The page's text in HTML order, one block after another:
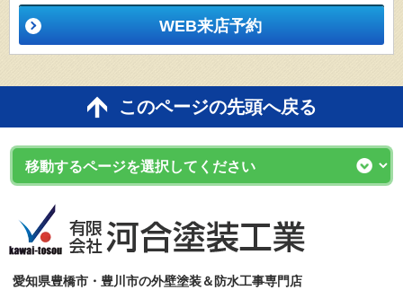
WEB来店予約
このページの先頭へ戻る
愛知県豊橋市・豊川市の外壁塗装＆防水工事専門店